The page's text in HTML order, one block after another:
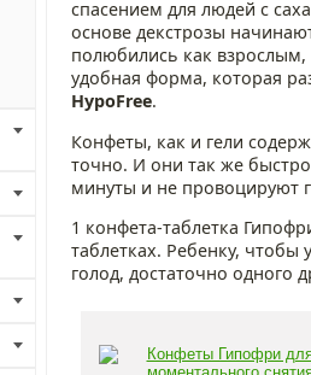
спасением для людей с
основе декстрозы
полюбились как
удобная форма, которая
HypoFree.
Конфеты, как и гели
точно. И они так же
минуты и не провоцируют
1 конфета-таблетка
таблетках. Ребенку,
голод, достаточно одного